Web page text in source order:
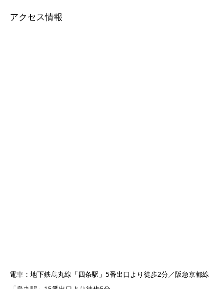
アクセス情報
電車：地下鉄烏丸線「四条駅」5番出口より徒歩2分／阪急京都線